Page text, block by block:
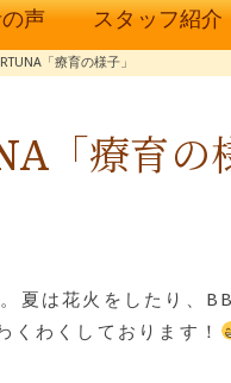
声 スタッフ紹介
「療育の様子」
「療育の
夏は花火をしたり、
わくしております！